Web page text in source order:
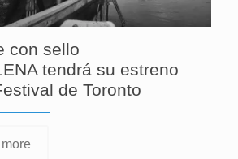
con sello
tendrá su estreno
de Toronto